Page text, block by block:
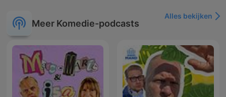
Meer Komedie-podcasts
Alles bekijken